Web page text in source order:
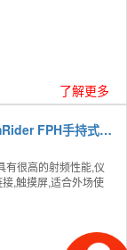
了解更多
FPH频谱分析仪,Rohde & Schwarz SpectrumRider FPH手持式频谱分析仪
有很高的射频性能,仪
,触摸屏,适合外场使